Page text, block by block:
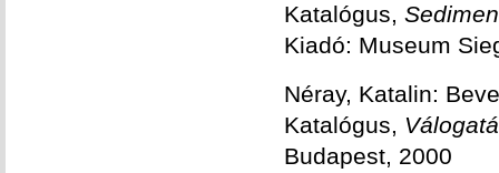
Katalógus,
Kiadó: Museum
Néray, Katalin:
Katalógus,
Budapest, 2000